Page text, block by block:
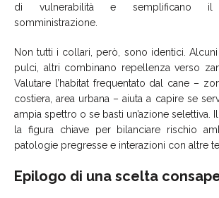
di vulnerabilità e semplificano il
somministrazione.
Non tutti i collari, però, sono identici.
pulci, altri combinano repellenza verso
Valutare l’habitat frequentato dal cane –
costiera, area urbana – aiuta a capire se
ampia spettro o se basti un’azione selettiva.
la figura chiave per bilanciare rischio
patologie pregresse e interazioni con altre
Epilogo di una scelta